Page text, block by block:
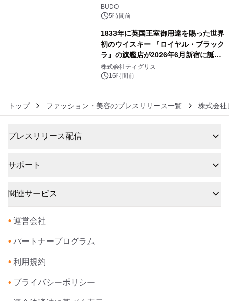
BUDO
5時間前
1833年に英国王室御用達を賜った世界
初のウイスキー 『ロイヤル・ブラック
ラ』の旗艦店が2026年6月新宿に誕
生 バカルディ ジャパンと連携した
没入型バー「BAR Arca」
株式会社ティグリス
16時間前
トップ ファッション・美容のプレスリリース一覧 株式会社
プレスリリース配信
サポート
関連サービス
• 運営会社
• パートナープログラム
• 利用規約
• プライバシーポリシー